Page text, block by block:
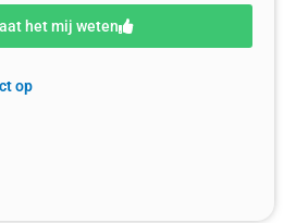
het mij weten
op